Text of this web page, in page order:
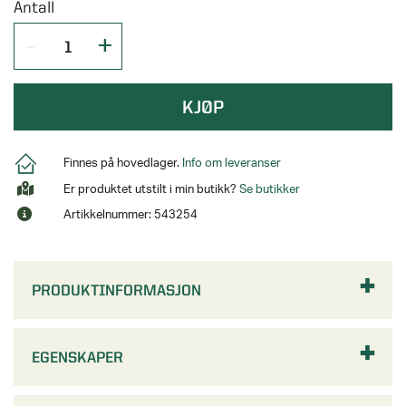
Antall
KJØP
Finnes på hovedlager. Info om leveranser
Er produktet utstilt i min butikk? Se butikker
Artikkelnummer: 543254
PRODUKTINFORMASJON
EGENSKAPER